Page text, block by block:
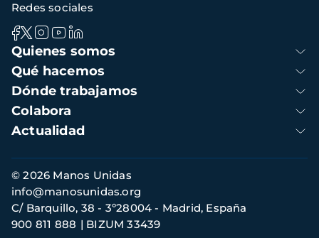
Navegación
principal
Quienes somos
Qué hacemos
Dónde trabajamos
Colabora
Actualidad
Redes sociales
Información
de
contacto
© 2026 Manos Unidas
C/ Barquillo, 38 - 3º28004 - Madrid, España
900 811 888
BIZUM 33439
info@manosunidas.org